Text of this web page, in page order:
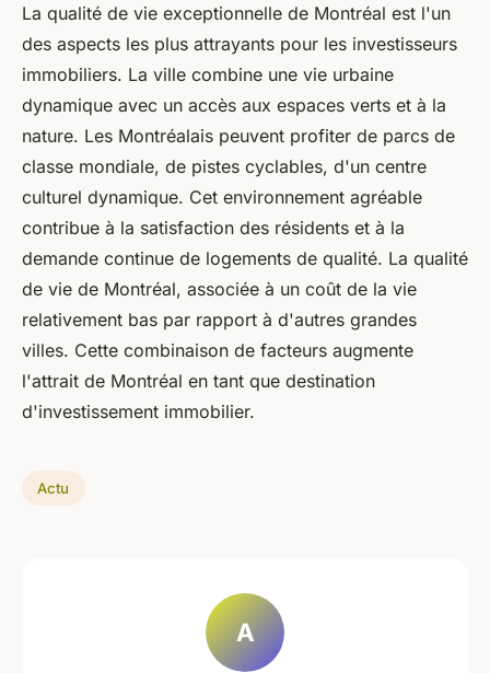
La qualité de vie exceptionnelle de Montréal est l'un
des aspects les plus attrayants pour les investisseurs
immobiliers. La ville combine une vie urbaine
dynamique avec un accès aux espaces verts et à la
nature. Les Montréalais peuvent profiter de parcs de
classe mondiale, de pistes cyclables, d'un centre
culturel dynamique. Cet environnement agréable
contribue à la satisfaction des résidents et à la
demande continue de logements de qualité. La qualité
de vie de Montréal, associée à un coût de la vie
relativement bas par rapport à d'autres grandes
villes. Cette combinaison de facteurs augmente
l'attrait de Montréal en tant que destination
d'investissement immobilier.
Actu
A